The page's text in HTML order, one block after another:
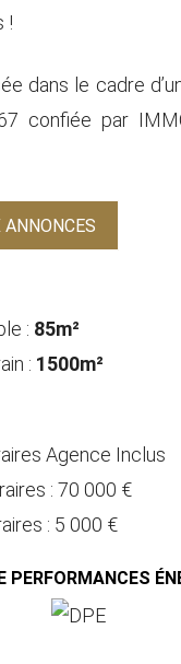
!
dans le cadre
confiée par
ANNONCES
: 85m²
: 1500m²
Agence Inclus
: 70 000 €
: 5 000 €
PERFORMANCES